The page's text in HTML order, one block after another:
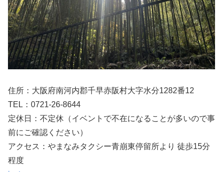
住所：大阪府南河内郡千早赤阪村大字水分1282番12
TEL：0721-26-8644
定休日：不定休（イベントで不在になることが多いので事
前にご確認ください）
アクセス：やまなみタクシー青崩東停留所より 徒歩15分
程度